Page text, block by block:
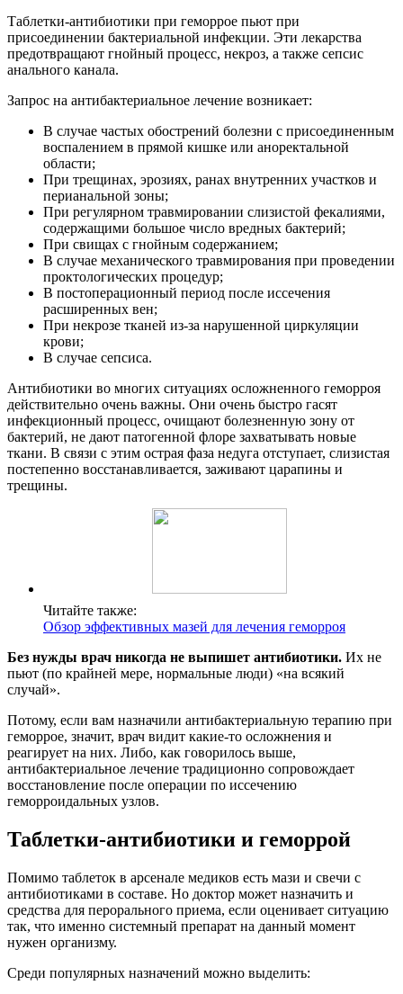
Таблетки-антибиотики при геморрое пьют при
присоединении бактериальной инфекции. Эти лекарства
предотвращают гнойный процесс, некроз, а также сепсис
анального канала.
Запрос на антибактериальное лечение возникает:
В случае частых обострений болезни с присоединенным
воспалением в прямой кишке или аноректальной
области;
При трещинах, эрозиях, ранах внутренних участков и
перианальной зоны;
При регулярном травмировании слизистой фекалиями,
содержащими большое число вредных бактерий;
При свищах с гнойным содержанием;
В случае механического травмирования при проведении
проктологических процедур;
В постоперационный период после иссечения
расширенных вен;
При некрозе тканей из-за нарушенной циркуляции
крови;
В случае сепсиса.
Антибиотики во многих ситуациях осложненного геморроя
действительно очень важны. Они очень быстро гасят
инфекционный процесс, очищают болезненную зону от
бактерий, не дают патогенной флоре захватывать новые
ткани. В связи с этим острая фаза недуга отступает, слизистая
постепенно восстанавливается, заживают царапины и
трещины.
Читайте также:
Обзор эффективных мазей для лечения геморроя
Без нужды врач никогда не выпишет антибиотики. Их не
пьют (по крайней мере, нормальные люди) «на всякий
случай».
Потому, если вам назначили антибактериальную терапию при
геморрое, значит, врач видит какие-то осложнения и
реагирует на них. Либо, как говорилось выше,
антибактериальное лечение традиционно сопровождает
восстановление после операции по иссечению
геморроидальных узлов.
Таблетки-антибиотики и геморрой
Помимо таблеток в арсенале медиков есть мази и свечи с
антибиотиками в составе. Но доктор может назначить и
средства для перорального приема, если оценивает ситуацию
так, что именно системный препарат на данный момент
нужен организму.
Среди популярных назначений можно выделить: